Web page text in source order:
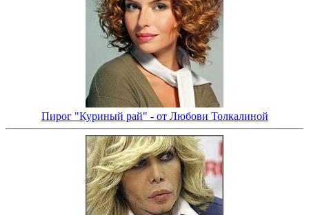
Пирог "Куриный рай" - от Любови Толкалиной